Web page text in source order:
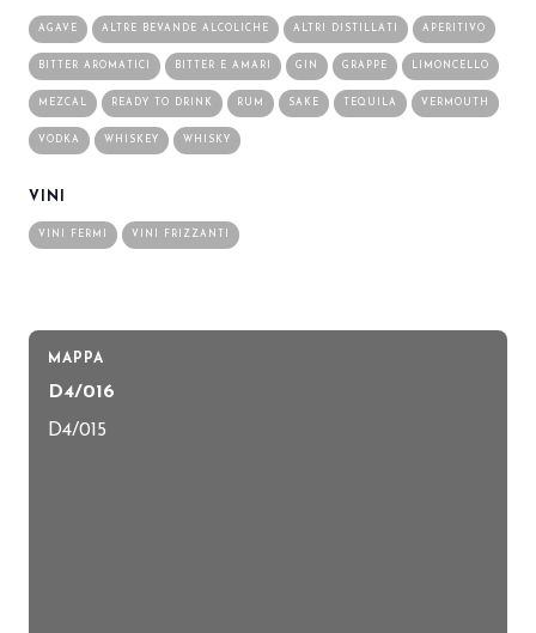
AGAVE ALTRE BEVANDE ALCOLICHE ALTRI DISTILLATI APERITIVO
BITTER AROMATICI BITTER E AMARI GIN GRAPPE LIMONCELLO
MEZCAL READY TO DRINK RUM SAKE TEQUILA VERMOUTH
VODKA WHISKEY WHISKY
VINI
VINI FERMI VINI FRIZZANTI
MAPPA
D4/016
D4/015